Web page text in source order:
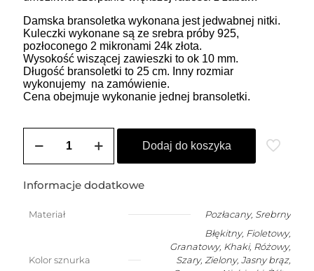
Damska bransoletka wykonana jest jedwabnej nitki.
Kuleczki wykonane są ze srebra próby 925,
pozłoconego 2 mikronami 24k złota.
Wysokość wiszącej zawieszki to ok 10 mm.
Długość bransoletki to 25 cm. Inny rozmiar
wykonujemy na zamówienie.
Cena obejmuje wykonanie jednej bransoletki.
ZOZO
bransoletka
na
szczęście
Dodaj do koszyka
Informacje dodatkowe
Materiał Pozłacany, Srebrny
Kolor sznurka
Błękitny, Fioletowy,
Granatowy, Khaki, Różowy,
Szary, Zielony, Jasny brąz,